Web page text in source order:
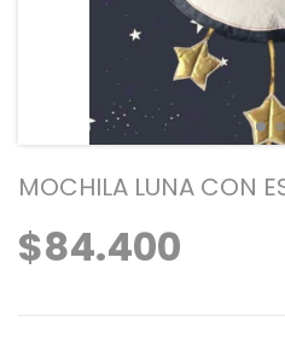
MOCHILA LUNA CON
$84.400